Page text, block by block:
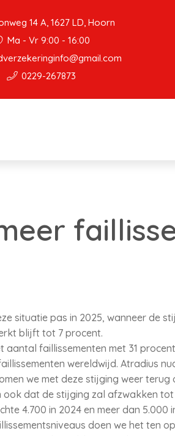
14 A, 1627 LD, Hoorn
Ma - Vr 9:00 - 16:00
0229-267873
situatie pas in 2025, wanneer de
blijft tot 7 procent.
faillissementen met 31
wereldwijd. Atradius
we met deze stijging weer
dat de stijging zal afzwakken
4.700 in 2024 en meer dan 5.000
doen we het ten